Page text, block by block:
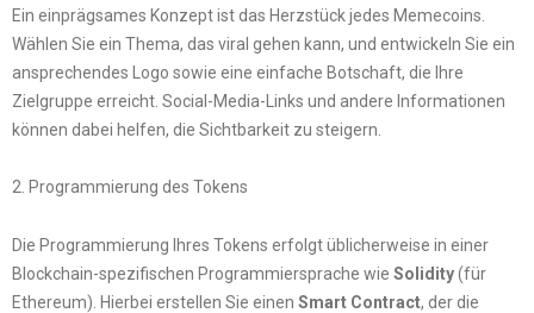
Ein einprägsames Konzept ist das Herzstück jedes Memecoins.
Wählen Sie ein Thema, das viral gehen kann, und entwickeln Sie ein
ansprechendes Logo sowie eine einfache Botschaft, die Ihre
Zielgruppe erreicht. Social-Media-Links und andere Informationen
können dabei helfen, die Sichtbarkeit zu steigern.
2. Programmierung des Tokens
Die Programmierung Ihres Tokens erfolgt üblicherweise in einer
Blockchain-spezifischen Programmiersprache wie Solidity(für
Ethereum). Hierbei erstellen Sie einen Smart Contract, der die